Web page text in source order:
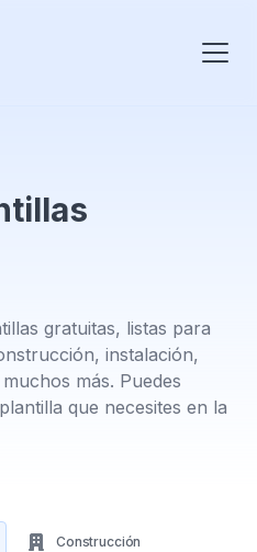
gratuitas, listas para
instalación,
más. Puedes
que necesites en la
Construcción